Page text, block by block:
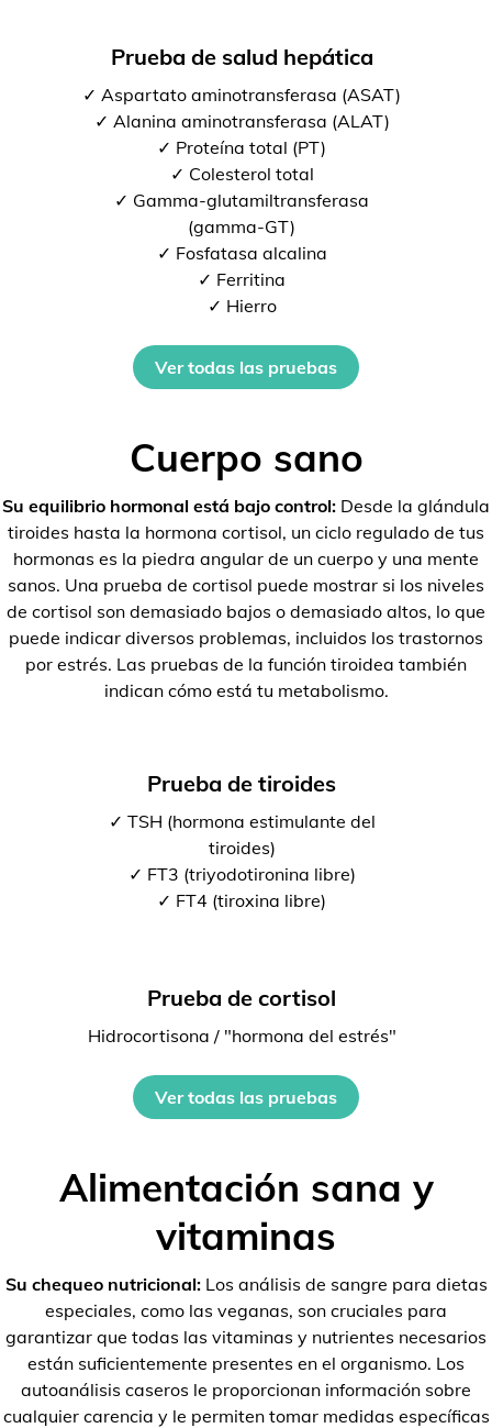
Prueba de salud hepática
✓ Aspartato aminotransferasa (ASAT)
✓ Alanina aminotransferasa (ALAT)
✓ Proteína total (PT)
✓ Colesterol total
✓ Gamma-glutamiltransferasa
(gamma-GT)
✓ Fosfatasa alcalina
✓ Ferritina
✓ Hierro
Ver todas las pruebas
Cuerpo sano
Su equilibrio hormonal está bajo control: Desde la glándula
tiroides hasta la hormona cortisol, un ciclo regulado de tus
hormonas es la piedra angular de un cuerpo y una mente
sanos. Una prueba de cortisol puede mostrar si los niveles
de cortisol son demasiado bajos o demasiado altos, lo que
puede indicar diversos problemas, incluidos los trastornos
por estrés. Las pruebas de la función tiroidea también
indican cómo está tu metabolismo.
Prueba de tiroides
✓ TSH (hormona estimulante del
tiroides)
✓ FT3 (triyodotironina libre)
✓ FT4 (tiroxina libre)
Prueba de cortisol
Hidrocortisona / "hormona del estrés"
Ver todas las pruebas
Alimentación sana y
vitaminas
Su chequeo nutricional:Los análisis de sangre para dietas
especiales, como las veganas, son cruciales para
garantizar que todas las vitaminas y nutrientes necesarios
están suficientemente presentes en el organismo. Los
autoanálisis caseros le proporcionan información sobre
cualquier carencia y le permiten tomar medidas específicas